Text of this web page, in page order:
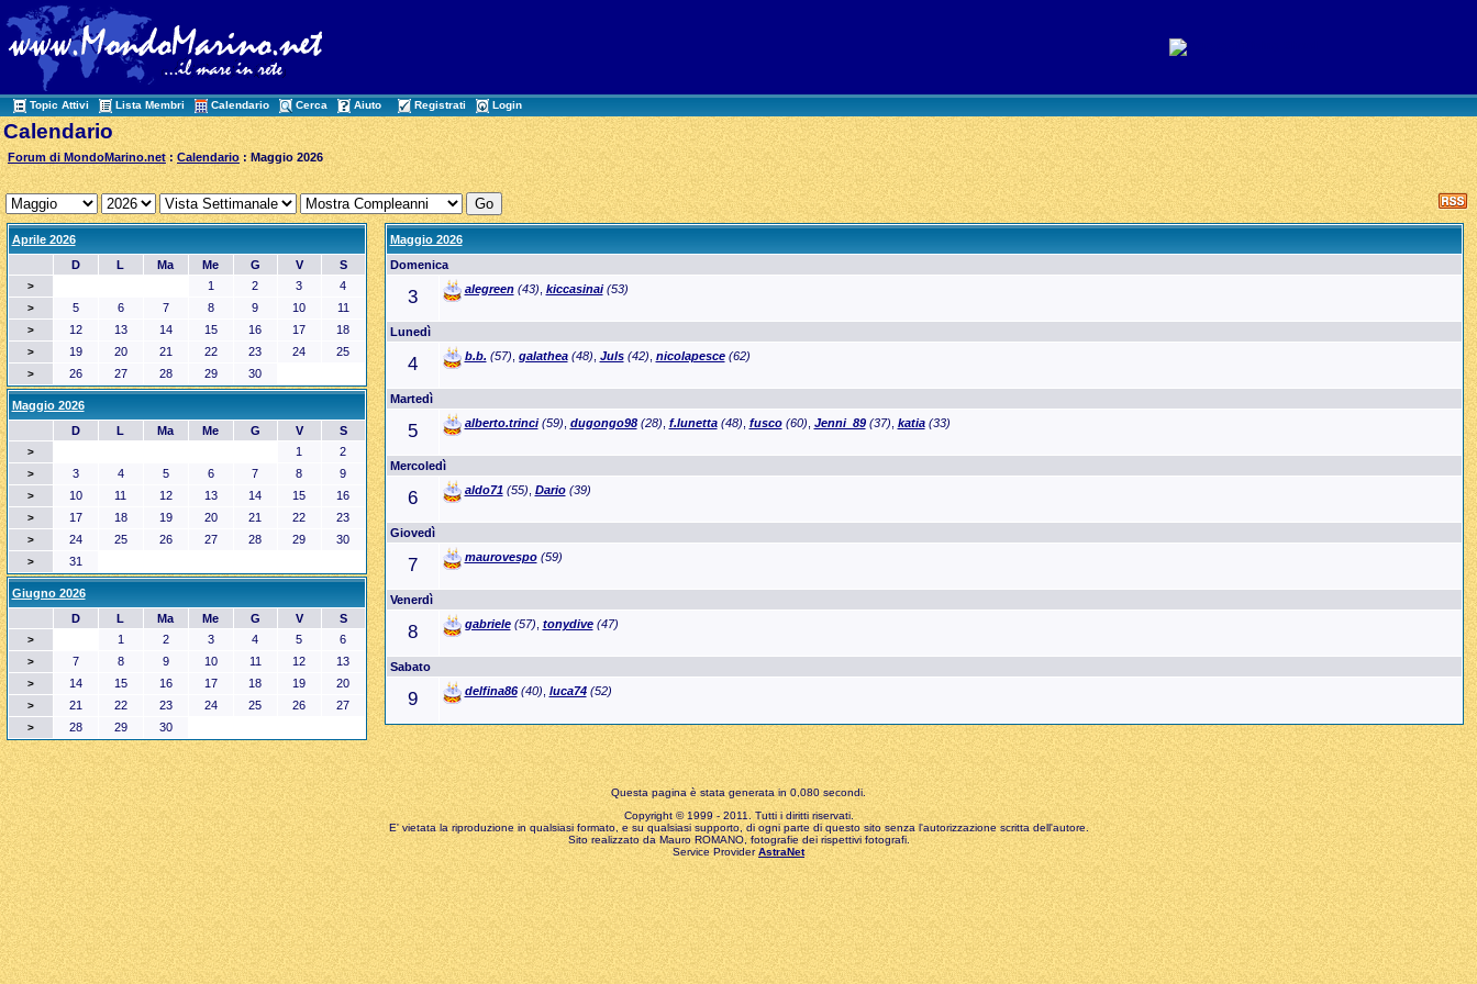
Topic Attivi Lista Membri Calendario Cerca Aiuto Registrati Login
Calendario
Forum di MondoMarino.net :Calendario : Maggio 2026
Aprile 2026
D
L Ma Me G V S
> 1 2 3 4
> 5 6 7 8 9 10 11
> 12 13 14 15 16 17 18
> 19 20 21 22 23 24 25
> 26 27 28 29 30
Maggio 2026
Domenica
3 alegreen(43), kiccasinai(53)
Lunedì
4 b.b. (57), galathea(48), Juls(42), nicolapesce(62)
Martedì
5 alberto.trinci(59), dugongo98(28), f.lunetta(48), fusco(60), Jenni_89(37), katia(33)
Mercoledì
6 aldo71(55), Dario(39)
Giovedì
7 maurovespo(59)
Venerdì
8 gabriele(57), tonydive(47)
Sabato
9 delfina86(40), luca74(52)
Maggio 2026
D
L Ma Me G V S
> 1 2
> 3 4 5 6 7 8 9
> 10 11 12 13 14 15 16
> 17 18 19 20 21 22 23
> 24 25 26 27 28 29 30
> 31
Giugno 2026
D
L Ma Me G V S
> 1 2 3 4 5 6
> 7 8 9 10 11 12 13
> 14 15 16 17 18 19 20
> 21 22 23 24 25 26 27
> 28 29 30
Questa pagina è stata generata in 0,080 secondi.
Copyright © 1999 - 2011. Tutti i diritti riservati.
E' vietata la riproduzione in qualsiasi formato, e su qualsiasi supporto, di ogni parte di questo sito senza l'autorizzazione scritta dell'autore.
Sito realizzato da Mauro ROMANO, fotografie dei rispettivi fotografi.
Service ProviderAstraNet